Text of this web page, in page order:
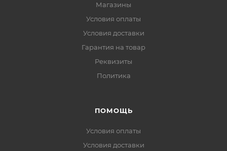
Магазины
Условия оплаты
Условия доставки
Гарантия на товар
Реквизиты
Политика
ПОМОЩЬ
Условия оплаты
Условия доставки